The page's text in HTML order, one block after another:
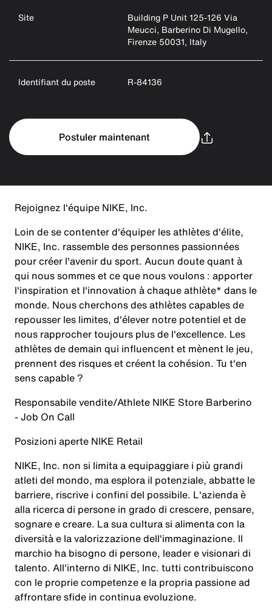
Site
Building P Unit 125-126 Via
Meucci, Barberino Di Mugello,
Firenze 50031, Italy
Identifiant du poste R-84136
Postuler maintenant
Rejoignez l'équipe NIKE, Inc.
Loin de se contenter d'équiper les athlètes d'élite,
NIKE, Inc. rassemble des personnes passionnées
pour créer l'avenir du sport. Aucun doute quant à
qui nous sommes et ce que nous voulons : apporter
l'inspiration et l'innovation à chaque athlète* dans le
monde. Nous cherchons des athlètes capables de
repousser les limites, d'élever notre potentiel et de
nous rapprocher toujours plus de l'excellence. Les
athlètes de demain qui influencent et mènent le jeu,
prennent des risques et créent la cohésion. Tu t'en
sens capable ?
Responsabile vendite/Athlete NIKE Store Barberino
- Job On Call
Posizioni aperte NIKE Retail
NIKE, Inc. non si limita a equipaggiare i più grandi
atleti del mondo, ma esplora il potenziale, abbatte le
barriere, riscrive i confini del possibile. L'azienda è
alla ricerca di persone in grado di crescere, pensare,
sognare e creare. La sua cultura si alimenta con la
diversità e la valorizzazione dell'immaginazione. Il
marchio ha bisogno di persone, leader e visionari di
talento. All'interno di NIKE, Inc. tutti contribuiscono
con le proprie competenze e la propria passione ad
affrontare sfide in continua evoluzione.